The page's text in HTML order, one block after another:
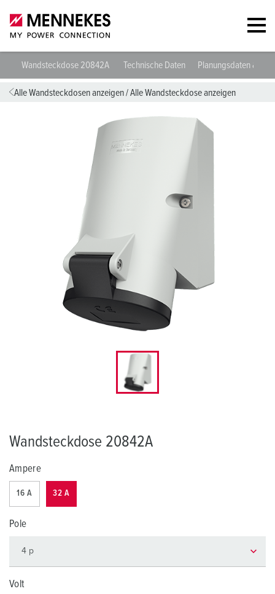
Wandsteckdose 20842A Technische Daten Planungsdaten &
Alle Wandsteckdosen anzeigen/Alle Wandsteckdose anzeigen
Wandsteckdose 20842A
Ampere
16 A 32 A
Pole
Volt